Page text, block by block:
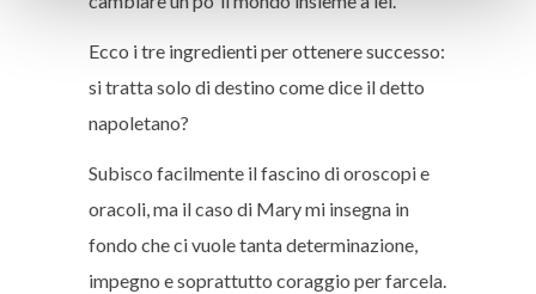
Ecco i tre ingredienti per ottenere successo:
si tratta solo di destino come dice il detto
napoletano?
Subisco facilmente il fascino di oroscopi e
oracoli, ma il caso di Mary mi insegna in
fondo che ci vuole tanta determinazione,
impegno e soprattutto coraggio per farcela.